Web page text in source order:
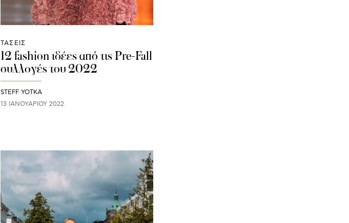
ΤΑΣΕΙΣ
12 fashion ιδέες από τις Pre-Fall
συλλογές του 2022
STEFF YOTKA
13 ΙΑΝΟΥΑΡΊΟΥ 2022